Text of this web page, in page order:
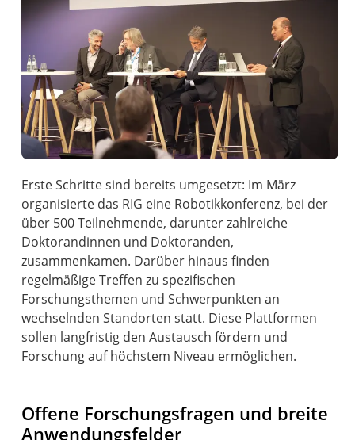
Erste Schritte sind bereits umgesetzt: Im März
organisierte das RIG eine Robotikkonferenz, bei der
über 500 Teilnehmende, darunter zahlreiche
Doktorandinnen und Doktoranden,
zusammenkamen. Darüber hinaus finden
regelmäßige Treffen zu spezifischen
Forschungsthemen und Schwerpunkten an
wechselnden Standorten statt. Diese Plattformen
sollen langfristig den Austausch fördern und
Forschung auf höchstem Niveau ermöglichen.
Offene Forschungsfragen und breite
Anwendungsfelder